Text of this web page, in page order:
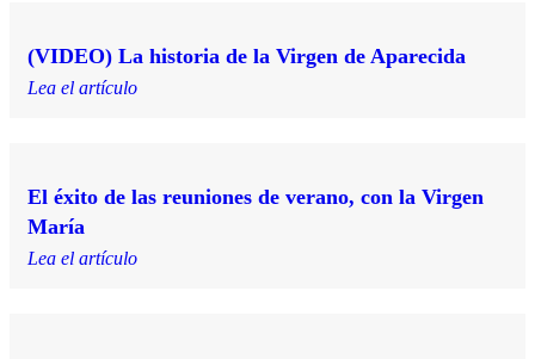
(VIDEO) La historia de la Virgen de Aparecida
Lea el artículo
El éxito de las reuniones de verano, con la Virgen
María
Lea el artículo